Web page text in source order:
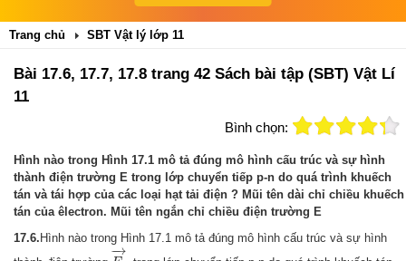
Trang chủ SBT Vật lý lớp 11
Bài 17.6, 17.7, 17.8 trang 42 Sách bài tập (SBT) Vật Lí
11
Bình chọn:
Hình nào trong Hình 17.1 mô tả đúng mô hình cấu trúc và sự hình
thành điện trường E trong lớp chuyển tiếp p-n do quá trình khuếch
tán và tái hợp của các loại hạt tải điện ? Mũi tên dài chỉ chiều khuếch
tán của êlectron. Mũi tên ngắn chỉ chiều điện trường E
17.6. Hình nào trong Hình 17.1 mô tả đúng mô hình cấu trúc và sự hình
−
→
E t→